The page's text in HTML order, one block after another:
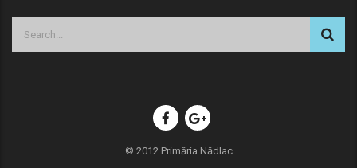
© 2012 Primăria Nădlac